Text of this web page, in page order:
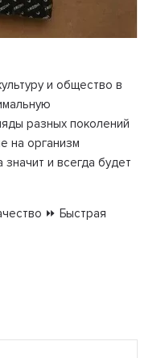
и общество в
разных поколений
на организм
и всегда будет
⏩ Быстрая